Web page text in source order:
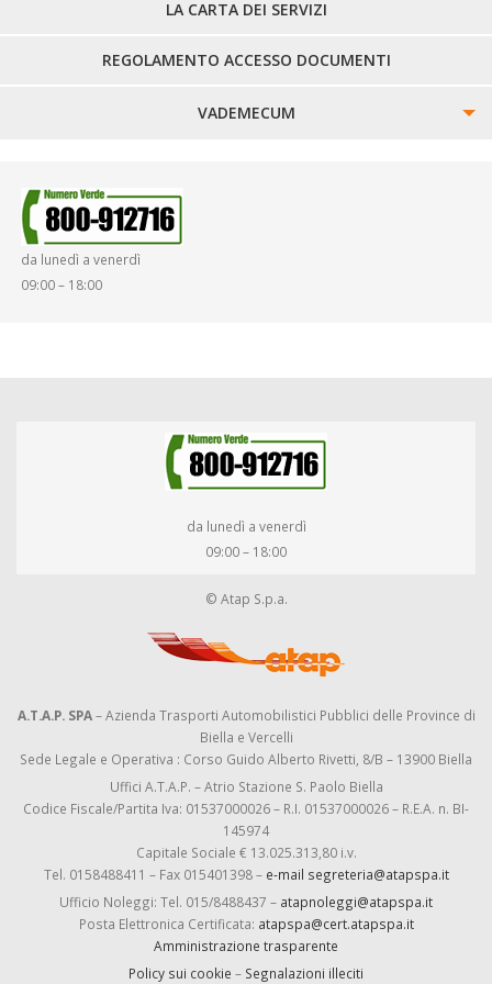
LA CARTA DEI SERVIZI
REGOLAMENTO ACCESSO DOCUMENTI
VADEMECUM
SMARRIMENTO OGGETTI
da lunedì a venerdì
09:00 – 18:00
da lunedì a venerdì
09:00 – 18:00
© Atap S.p.a.
A.T.A.P. SPA– Azienda Trasporti Automobilistici Pubblici delle Province di
Biella e Vercelli
Sede Legale e Operativa : Corso Guido Alberto Rivetti, 8/B – 13900 Biella
Uffici A.T.A.P. – Atrio Stazione S. Paolo Biella
Codice Fiscale/Partita Iva: 01537000026 – R.I. 01537000026 – R.E.A. n. BI-
145974
Capitale Sociale € 13.025.313,80 i.v.
Tel. 0158488411 – Fax 015401398 – e-mail segreteria@atapspa.it
Ufficio Noleggi: Tel. 015/8488437 – atapnoleggi@atapspa.it
Posta Elettronica Certificata: atapspa@cert.atapspa.it
Amministrazione trasparente
Policy sui cookie – Segnalazioni illeciti